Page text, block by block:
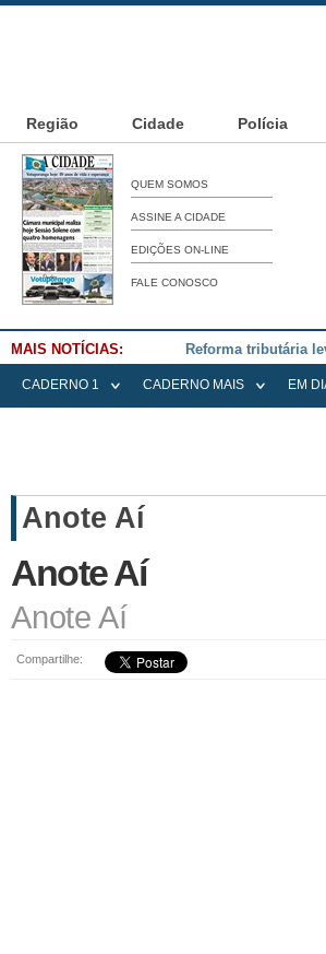
Região Cidade Polícia
QUEM SOMOS
ASSINE A CIDADE
EDIÇÕES ON-LINE
FALE CONOSCO
MAIS NOTÍCIAS: Falece Elena
CADERNO 1 CADERNO MAIS EM
Anote Aí
Anote Aí
Anote Aí
Compartilhe: